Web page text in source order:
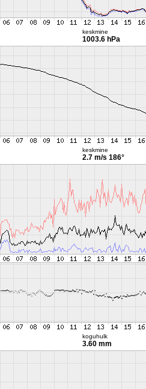
keskmine
1003.6 hPa
keskmine
2.7 m/s 186°
koguhulk
3.60 mm